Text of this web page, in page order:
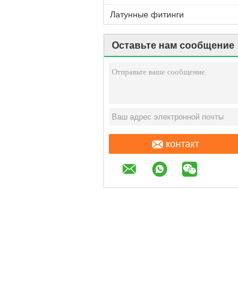
Латунные фитинги
Оставьте нам сообщение
контакт